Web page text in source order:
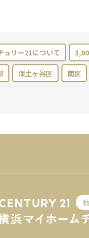
ュリー21について
保土ヶ谷区 南区